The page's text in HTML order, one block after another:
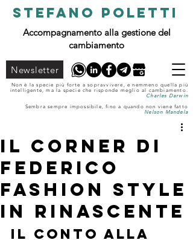
STEFANO POLETTI
Accompagnamento alla gestione del
cambiamento
Newsletter
Non è la specie più forte a sopravvivere, e nemmeno quella più
intelligente, ma la specie che risponde meglio al cambiamento.
Charles Darwin
Sembra sempre impossibile, fino a quando non viene fatto
Nelson Mandela
Il Corner di
Federico
Fashion Style
in Rinascente
Il conto alla